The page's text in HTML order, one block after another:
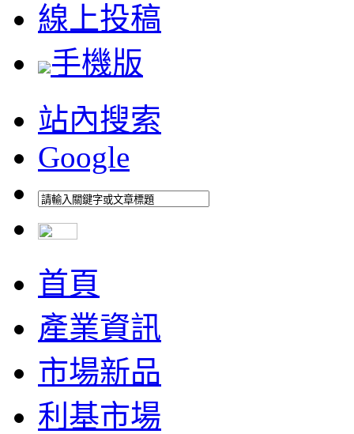
線上投稿
手機版
站內搜索
Google
首頁
產業資訊
市場新品
利基市場